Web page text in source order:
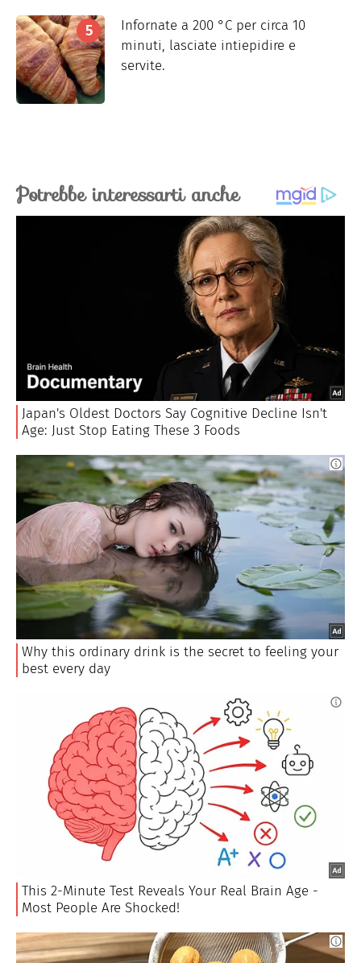
Infornate a 200 °C per circa 10
minuti, lasciate intiepidire e
servite.